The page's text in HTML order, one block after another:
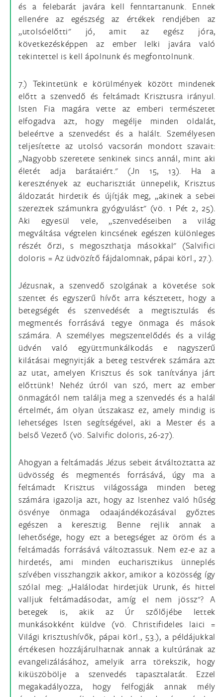
és a felebarát javára kell fenntartanunk. Ennek
ellenére az egészség az értékek rendjében az
„utolsóelőtti" jó, amit az egész jóra,
következésképpen az ember lelki javára való
tekintettel is kell ápolnunk és megfontolnunk.
7.) Tekintetünk e körülmények között mindenek
előtt a szenvedő és feltámadt Krisztusra irányul.
Isten Fia magára vette az emberi természetet
elfogadva azt, hogy megélje minden oldalát,
beleértve a szenvedést és a halált. Személyesen
teljesítette az utolsó vacsorán mondott szavait:
„Nagyobb szeretete senkinek sincs annál, mint aki
életét adja barátaiért." (Jn 15, 13). Ha a
keresztények az eucharisztiát ünnepelik, Krisztus
áldozatát hirdetik és újítják meg, „akinek a sebei
szereztek számunkra gyógyulást" (vö. 1 Pét 2, 25).
Aki egyesül vele, „szenvedéseiben a világ
megváltása végtelen kincsének egészen különleges
részét őrzi, s megoszthatja másokkal" (Salvifici
doloris = Az üdvözítő fájdalomnak, pápai körl., 27.).
Jézusnak, a szenvedő szolgának a követése sok
szentet és egyszerű hívőt arra késztetett, hogy a
betegségét és szenvedését a megtisztulás és
megmentés forrásává tegye önmaga és mások
számára. A személyes megszentelődés és a világ
üdvén való együttmunkálkodás e nagyszerű
kilátásai megnyitják a beteg testvérek számára azt
az utat, amelyen Krisztus és sok tanítványa járt
előttünk! Nehéz útról van szó, mert az ember
önmagától nem találja meg a szenvedés és a halál
értelmét, ám olyan útszakasz ez, amely mindig is
lehetséges Isten segítségével, aki a Mester és a
belső Vezető (vö. Salvific doloris, 26-27).
Ahogyan a feltámadás Jézus sebeit átváltoztatta az
üdvösség és megmentés forrásává, úgy ma a
feltámadt Krisztus világossága minden beteg
számára igazolja azt, hogy az Istenhez való hűség
ösvénye önmaga odaajándékozásával győztes
egészen a keresztig. Benne rejlik annak a
lehetősége, hogy ezt a betegséget az öröm és a
feltámadás forrásává változtassuk. Nem ez-e az a
hirdetés, ami minden eucharisztikus ünneplés
szívében visszhangzik akkor, amikor a közösség így
szólal meg: „Halálodat hirdetjük Urunk, és hittel
valljuk feltámadásodat, amíg el nem jössz"? A
betegek is, akik az Úr szőlőjébe lettek
munkásokként küldve (vö. Christifideles laici =
Világi krisztushívők, pápai körl., 53.), a példájukkal
értékesen hozzájárulhatnak annak a kultúrának az
evangelizálásához, amelyik arra törekszik, hogy
kiküszöbölje a szenvedés tapasztalatát. Ezzel
megakadályozza, hogy felfogják annak mély